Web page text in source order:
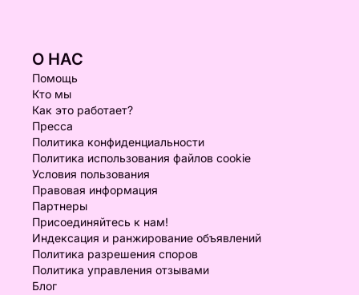
О НАС
Помощь
Кто мы
Как это работает?
Пресса
Политика конфиденциальности
Политика использования файлов cookie
Условия пользования
Правовая информация
Партнеры
Присоединяйтесь к нам!
Индексация и ранжирование объявлений
Политика разрешения споров
Политика управления отзывами
Блог